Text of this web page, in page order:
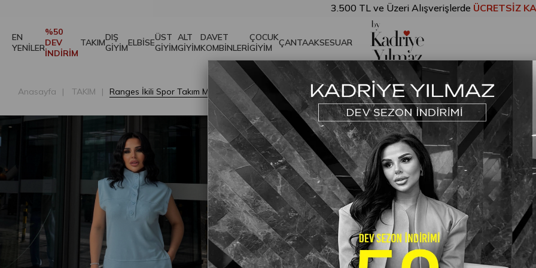
3.500 TL ve Üzeri Alışverişlerde ÜCRETSİZ KARGO!
EN
YENİLER
%50
DEV
İNDİRİM
TAKIMDIŞ
GİYİMELBİSEÜST
GİYİM
ALT
GİYİM
DAVET
KOMBİNLERİ
ÇOCUK
GİYİM
ÇANTAAKSESUAR
Anasayfa TAKIM Ranges İkili Spor Takım Mavi